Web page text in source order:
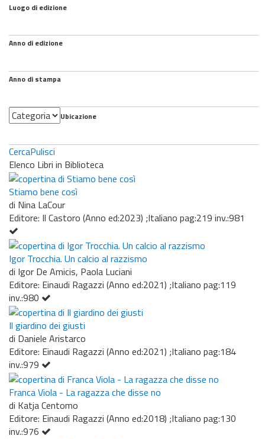
Luogo di edizione
Anno di edizione
Anno di stampa
Categoria Ubicazione
CercaPulisci
Elenco Libri in Biblioteca
Stiamo bene così
di Nina LaCour
Editore: Il Castoro (Anno ed:2023) ;Italiano pag:219 inv.:981
Igor Trocchia. Un calcio al razzismo
di Igor De Amicis, Paola Luciani
Editore: Einaudi Ragazzi (Anno ed:2021) ;Italiano pag:119
inv.:980
Il giardino dei giusti
di Daniele Aristarco
Editore: Einaudi Ragazzi (Anno ed:2021) ;Italiano pag:184
inv.:979
Franca Viola - La ragazza che disse no
di Katja Centomo
Editore: Einaudi Ragazzi (Anno ed:2018) ;Italiano pag:130
inv.:976